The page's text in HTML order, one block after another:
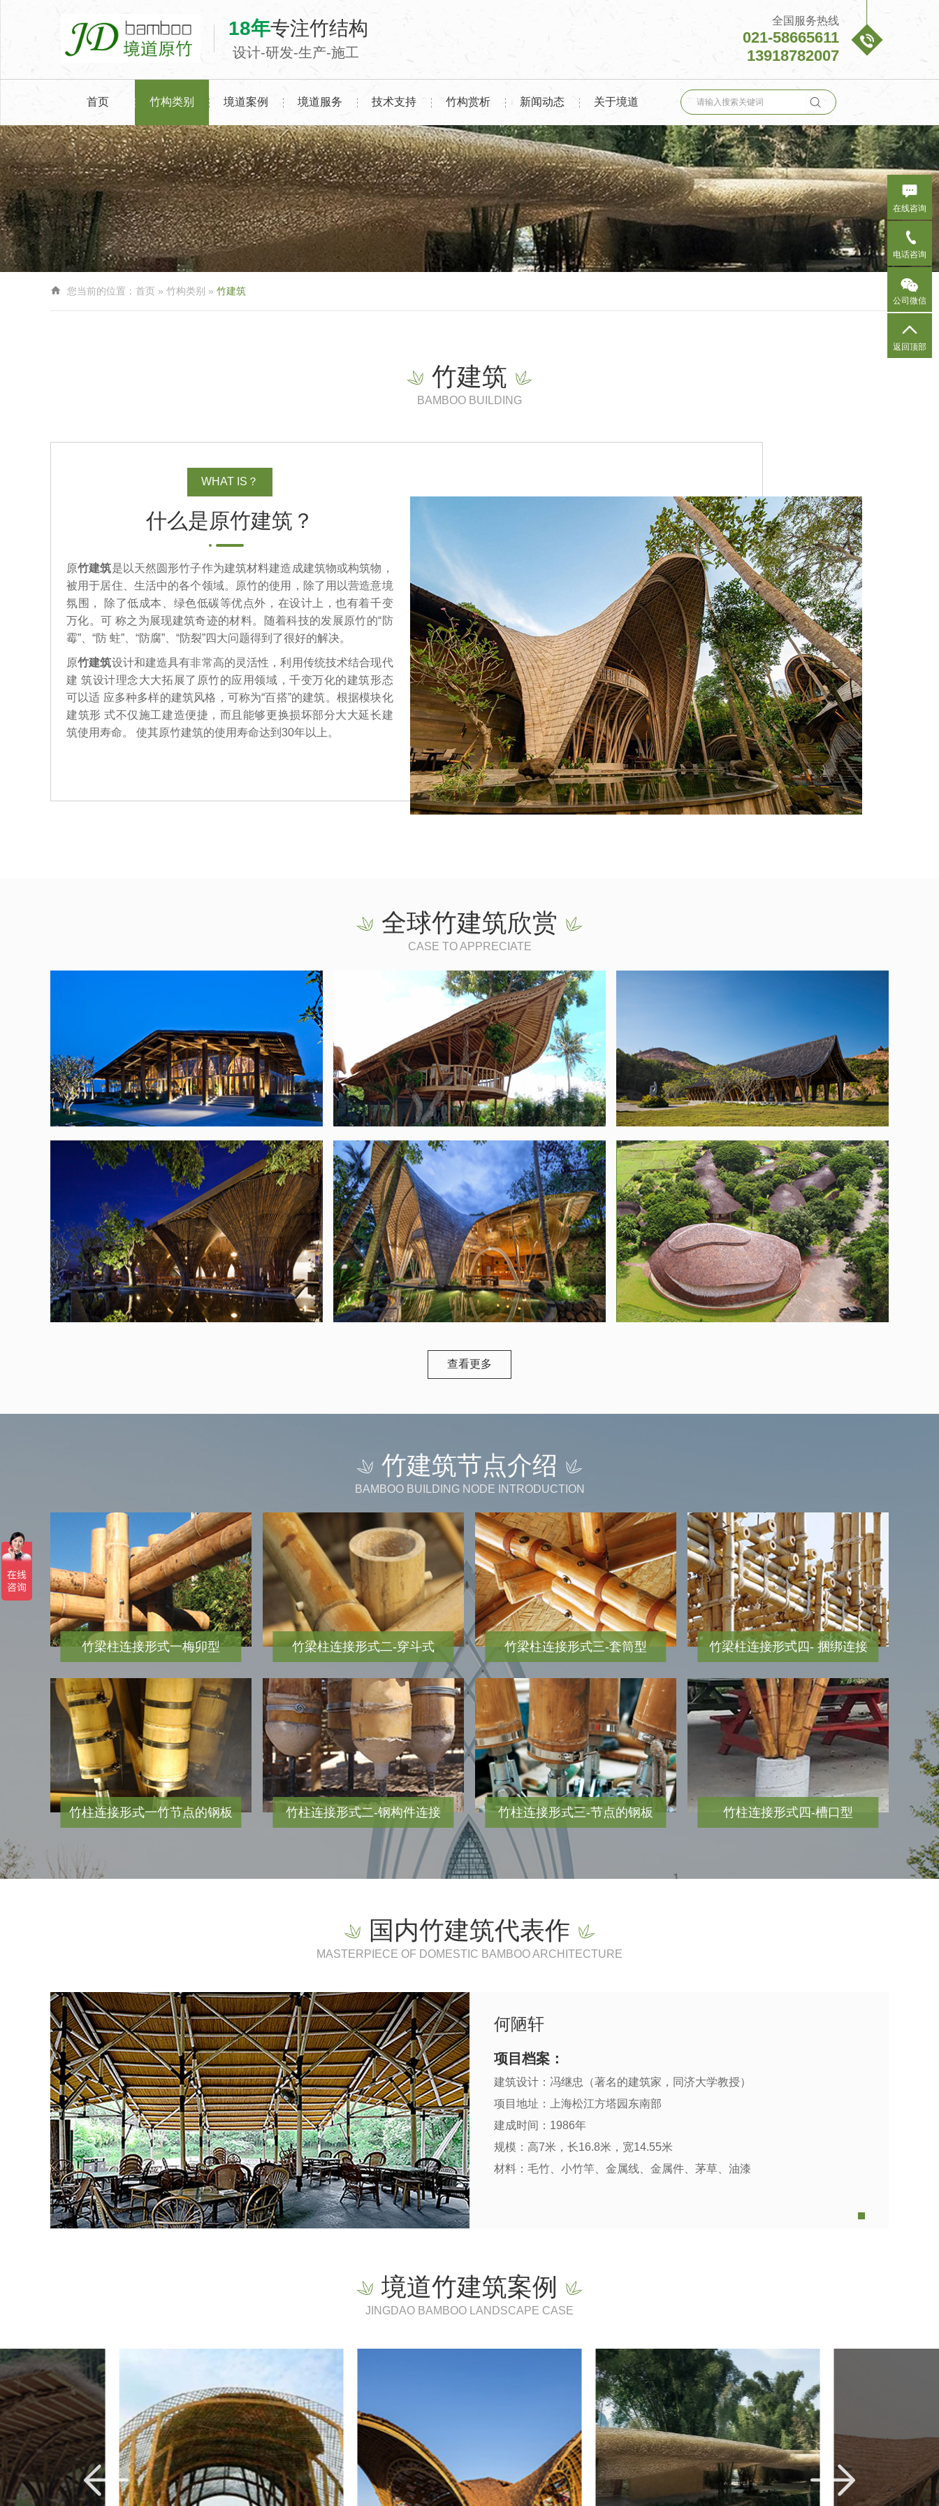
18年专注竹结构
设计-研发-生产-施工
全国服务热线
021-58665611
13918782007

首页 竹构类别 境道案例 境道服务 技术支持 竹构赏析 新闻动态 关于境道 
 您当前的位置： 首页 » 竹构类别 » 竹建筑
竹建筑
BAMBOO BUILDING
WHAT IS？
什么是原竹建筑？
原竹建筑是以天然圆形竹子作为建筑材料建造成建筑物或构筑物，
被用于居住、生活中的各个领域。原竹的使用，除了用以营造意境
氛围， 除了低成本、绿色低碳等优点外，在设计上，也有着千变
万化。可 称之为展现建筑奇迹的材料。随着科技的发展原竹的“防
霉”、“防 蛀”、“防腐”、“防裂”四大问题得到了很好的解决。
原竹建筑设计和建造具有非常高的灵活性，利用传统技术结合现代
建 筑设计理念大大拓展了原竹的应用领域，千变万化的建筑形态
可以适 应多种多样的建筑风格，可称为“百搭”的建筑。根据模块化
建筑形 式不仅施工建造便捷，而且能够更换损坏部分大大延长建
筑使用寿命。 使其原竹建筑的使用寿命达到30年以上。
全球竹建筑欣赏
CASE TO APPRECIATE
查看更多
竹建筑节点介绍
BAMBOO BUILDING NODE INTRODUCTION
竹梁柱连接形式一梅卯型 竹梁柱连接形式二-穿斗式 竹梁柱连接形式三-套筒型 竹梁柱连接形式四- 捆绑连接
竹柱连接形式一竹节点的钢板 竹柱连接形式二-钢构件连接 竹柱连接形式三-节点的钢板 竹柱连接形式四-槽口型
国内竹建筑代表作
MASTERPIECE OF DOMESTIC BAMBOO ARCHITECTURE
何陋轩
项目档案：
建筑设计：冯继忠（著名的建筑家，同济大学教授）
项目地址：上海松江方塔园东南部
建成时间：1986年
规模：高7米，长16.8米，宽14.55米
材料：毛竹、小竹竿、金属线、金属件、茅草、油漆
境道竹建筑案例
JINGDAO BAMBOO LANDSCAPE CASE

在线咨询

电话咨询

公司微信

返回顶部